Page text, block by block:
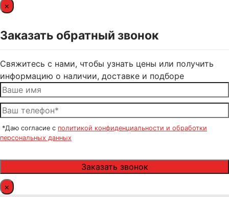
×
Заказать обратный звонок
Свяжитесь с нами, чтобы узнать цены или получить
информацию о наличии, доставке и подборе
*Даю согласие с политикой конфиденциальности и обработки
персональных данных
×